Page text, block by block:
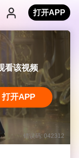
打开APP
看该视频
打开APP
错误码: 042312